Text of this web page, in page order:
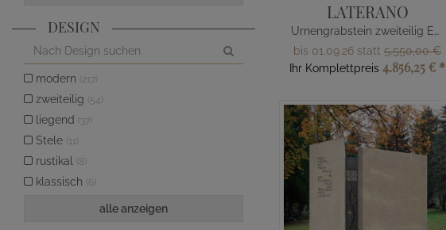
LATERANO
Urnengrabstein zweiteilig Edelstahl Kreuz
bis 01.09.26 statt 5.550,00 €
Ihr Komplettpreis 4.856,25 € *
DESIGN
modern (217)
zweiteilig (54)
liegend (37)
Stele (11)
rustikal (8)
klassisch (6)
alle anzeigen